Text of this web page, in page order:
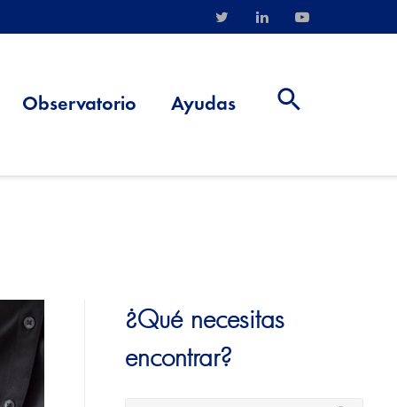
Observatorio Ayudas
¿Qué necesitas
encontrar?